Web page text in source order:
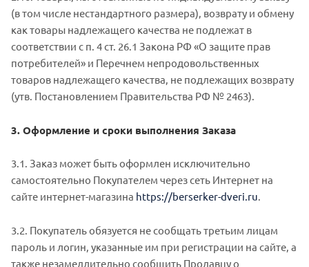
(в том числе нестандартного размера), возврату и обмену
как товары надлежащего качества не подлежат в
соответствии с п. 4 ст. 26.1 Закона РФ «О защите прав
потребителей» и Перечнем непродовольственных
товаров надлежащего качества, не подлежащих возврату
(утв. Постановлением Правительства РФ № 2463).
3. Оформление и сроки выполнения Заказа
3.1. Заказ может быть оформлен исключительно
самостоятельно Покупателем через сеть Интернет на
сайте интернет-магазина https://berserker-dveri.ru.
3.2. Покупатель обязуется не сообщать третьим лицам
пароль и логин, указанные им при регистрации на сайте, а
также незамедлительно сообщить Продавцу о